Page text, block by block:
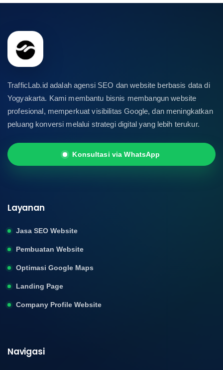
TrafficLab.id adalah agensi SEO dan website berbasis data di
Yogyakarta. Kami membantu bisnis membangun website
profesional, memperkuat visibilitas Google, dan meningkatkan
peluang konversi melalui strategi digital yang lebih terukur.
Konsultasi via WhatsApp
Layanan
Jasa SEO Website
Pembuatan Website
Optimasi Google Maps
Landing Page
Company Profile Website
Navigasi